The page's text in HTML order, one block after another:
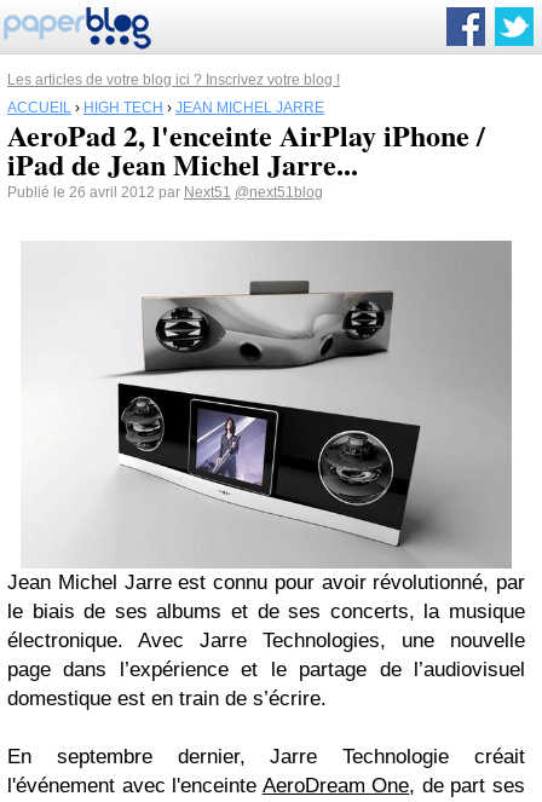
Les articles de votre blog ici ? Inscrivez votre blog !
ACCUEIL › HIGH TECH › JEAN MICHEL JARRE
AeroPad 2, l'enceinte AirPlay iPhone /
iPad de Jean Michel Jarre...
Publié le 26 avril 2012 par Next51 @next51blog
Jean Michel Jarre est connu pour avoir révolutionné, par
le biais de ses albums et de ses concerts, la musique
électronique. Avec Jarre Technologies, une nouvelle
page dans l’expérience et le partage de l’audiovisuel
domestique est en train de s’écrire.
En septembre dernier, Jarre Technologie créait
l'événement avec l'enceinte AeroDream One, de part ses